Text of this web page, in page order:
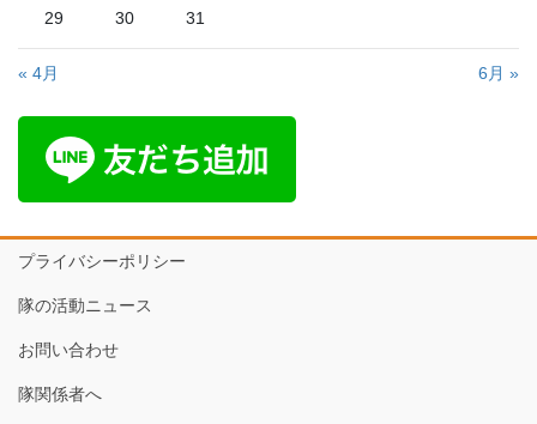
29 30 31
« 4月 6月 »
プライバシーポリシー
隊の活動ニュース
お問い合わせ
隊関係者へ